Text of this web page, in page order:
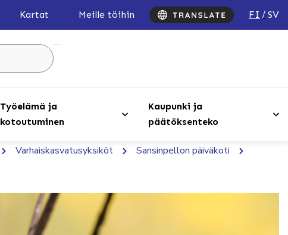
Kartat Meille töihin FI SV
Työelämä ja
kotoutuminen
Kaupunki ja
päätöksenteko
Varhaiskasvatusyksiköt
Sansinpellon päiväkoti